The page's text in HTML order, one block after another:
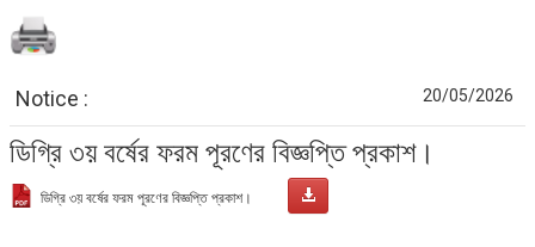
Notice : 20/05/2026
ডিগ্রি ৩য় বর্ষের ফরম পূরণের বিজ্ঞপ্তি প্রকাশ।
ডিগ্রি ৩য় বর্ষের ফরম পূরণের বিজ্ঞপ্তি প্রকাশ।